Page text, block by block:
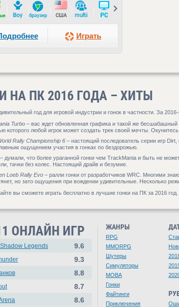
Играть
НА ПК 2016 ГОДА – ХИТЫ
год для игровой индустрии и гонок в частности. За
Turbo – вас ждет обновленная графика и такой же
которого любой игрок может создать трек своей мечты.
Rally Championship 6 – настоящий последователь серии игр
ощущением участия в гонках по бездорожью.
думали, что более ураганной гонки чем TrackMania и быть не
тачки без колес. Настоящий драйв и безумие.
Loeb Rally Evo – ралли гонки от разработчиков WRC. Многими
но зато ощущения при вождении удивительные. Несколько
вы сможете играть бесплатно в лучшие гонки на ПК за 2016 год.
ОНЛАЙН ИГР
Legends 9.6
9.3
8.8
8.7
8.6
ЖАНРЫ
RPG
MMORPG
Шутеры
Симуляторы
MOBA
Гонки
Файтинги
Приключения